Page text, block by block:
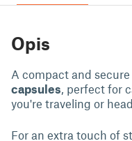
Opis
A compact and secure
capsules, perfect for
you're traveling or
For an extra touch of